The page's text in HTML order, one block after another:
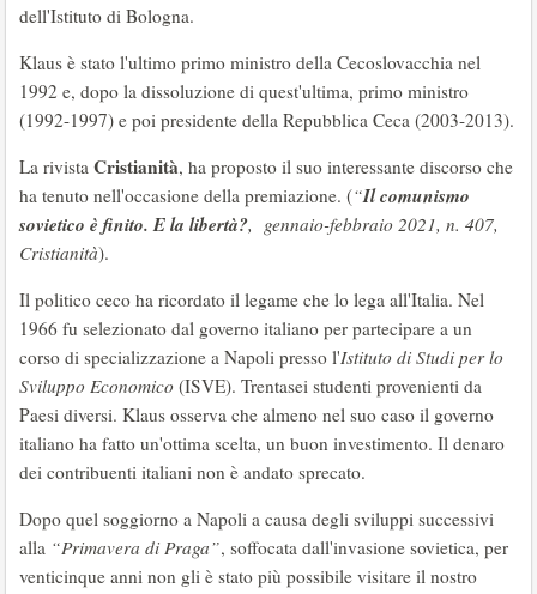
dell'Istituto di Bologna.
Klaus è stato l'ultimo primo ministro della Cecoslovacchia nel
1992 e, dopo la dissoluzione di quest'ultima, primo ministro
(1992-1997) e poi presidente della Repubblica Ceca (2003-2013).
La rivista Cristianità, ha proposto il suo interessante discorso che
ha tenuto nell'occasione della premiazione. (“Il comunismo
sovietico è finito. E la libertà?, gennaio-febbraio 2021, n. 407,
Cristianità).
Il politico ceco ha ricordato il legame che lo lega all'Italia. Nel
1966 fu selezionato dal governo italiano per partecipare a un
corso di specializzazione a Napoli presso l'Istituto di Studi per lo
Sviluppo Economico (ISVE). Trentasei studenti provenienti da
Paesi diversi. Klaus osserva che almeno nel suo caso il governo
italiano ha fatto un'ottima scelta, un buon investimento. Il denaro
dei contribuenti italiani non è andato sprecato.
Dopo quel soggiorno a Napoli a causa degli sviluppi successivi
alla “Primavera di Praga”, soffocata dall'invasione sovietica, per
venticinque anni non gli è stato più possibile visitare il nostro